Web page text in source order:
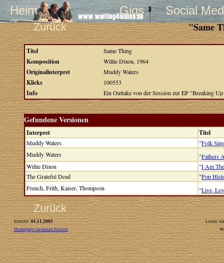
Heim Gigs Social
Zurück "Same
Titel Same Thing
Komposition Willie Dixon, 1964
Originalinterpret Muddy Waters
Klicks 100553
Info Ein Outtake von der Session zur EP "Breaking
Gefundene Versionen
Interpret Titel
Muddy Waters "Folk
Muddy Waters
"Fathers
Willie Dixon
"I Am
The Grateful Dead
"Pop
French, Frith, Kaiser, Thompson
"Live,
Zurück
Erstellt:01.11.2005
Letzte
Homepage im neuen Fenster